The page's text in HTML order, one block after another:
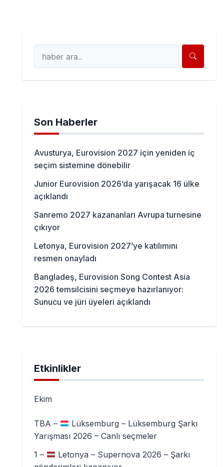
Son Haberler
Avusturya, Eurovision 2027 için yeniden iç
seçim sistemine dönebilir
Junior Eurovision 2026’da yarışacak 16 ülke
açıklandı
Sanremo 2027 kazananları Avrupa turnesine
çıkıyor
Letonya, Eurovision 2027’ye katılımını
resmen onayladı
Bangladeş, Eurovision Song Contest Asia
2026 temsilcisini seçmeye hazırlanıyor:
Sunucu ve jüri üyeleri açıklandı
Etkinlikler
Ekim
TBA –
Lüksemburg – Lüksemburg Şarkı
Yarışması 2026 – Canlı seçmeler
1 –
Letonya – Supernova 2026 – Şarkı